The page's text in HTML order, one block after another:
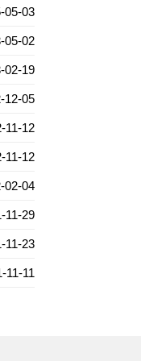
05-03
05-02
02-19
12-05
11-12
11-12
02-04
11-29
11-23
11-11